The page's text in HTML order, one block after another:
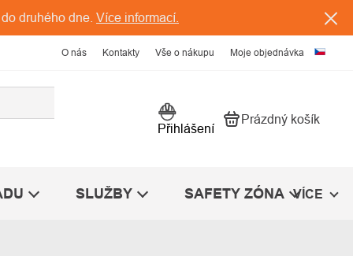
druhého dne. Více informací.
O nás Kontakty Vše o nákupu Moje objednávka
Přihlášení Nákupní košík
Prázdný košík
SLUŽBY SAFETY ZÓNA VÍCE